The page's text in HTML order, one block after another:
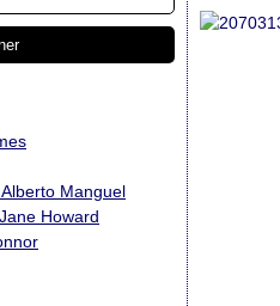
Manguel
Howard